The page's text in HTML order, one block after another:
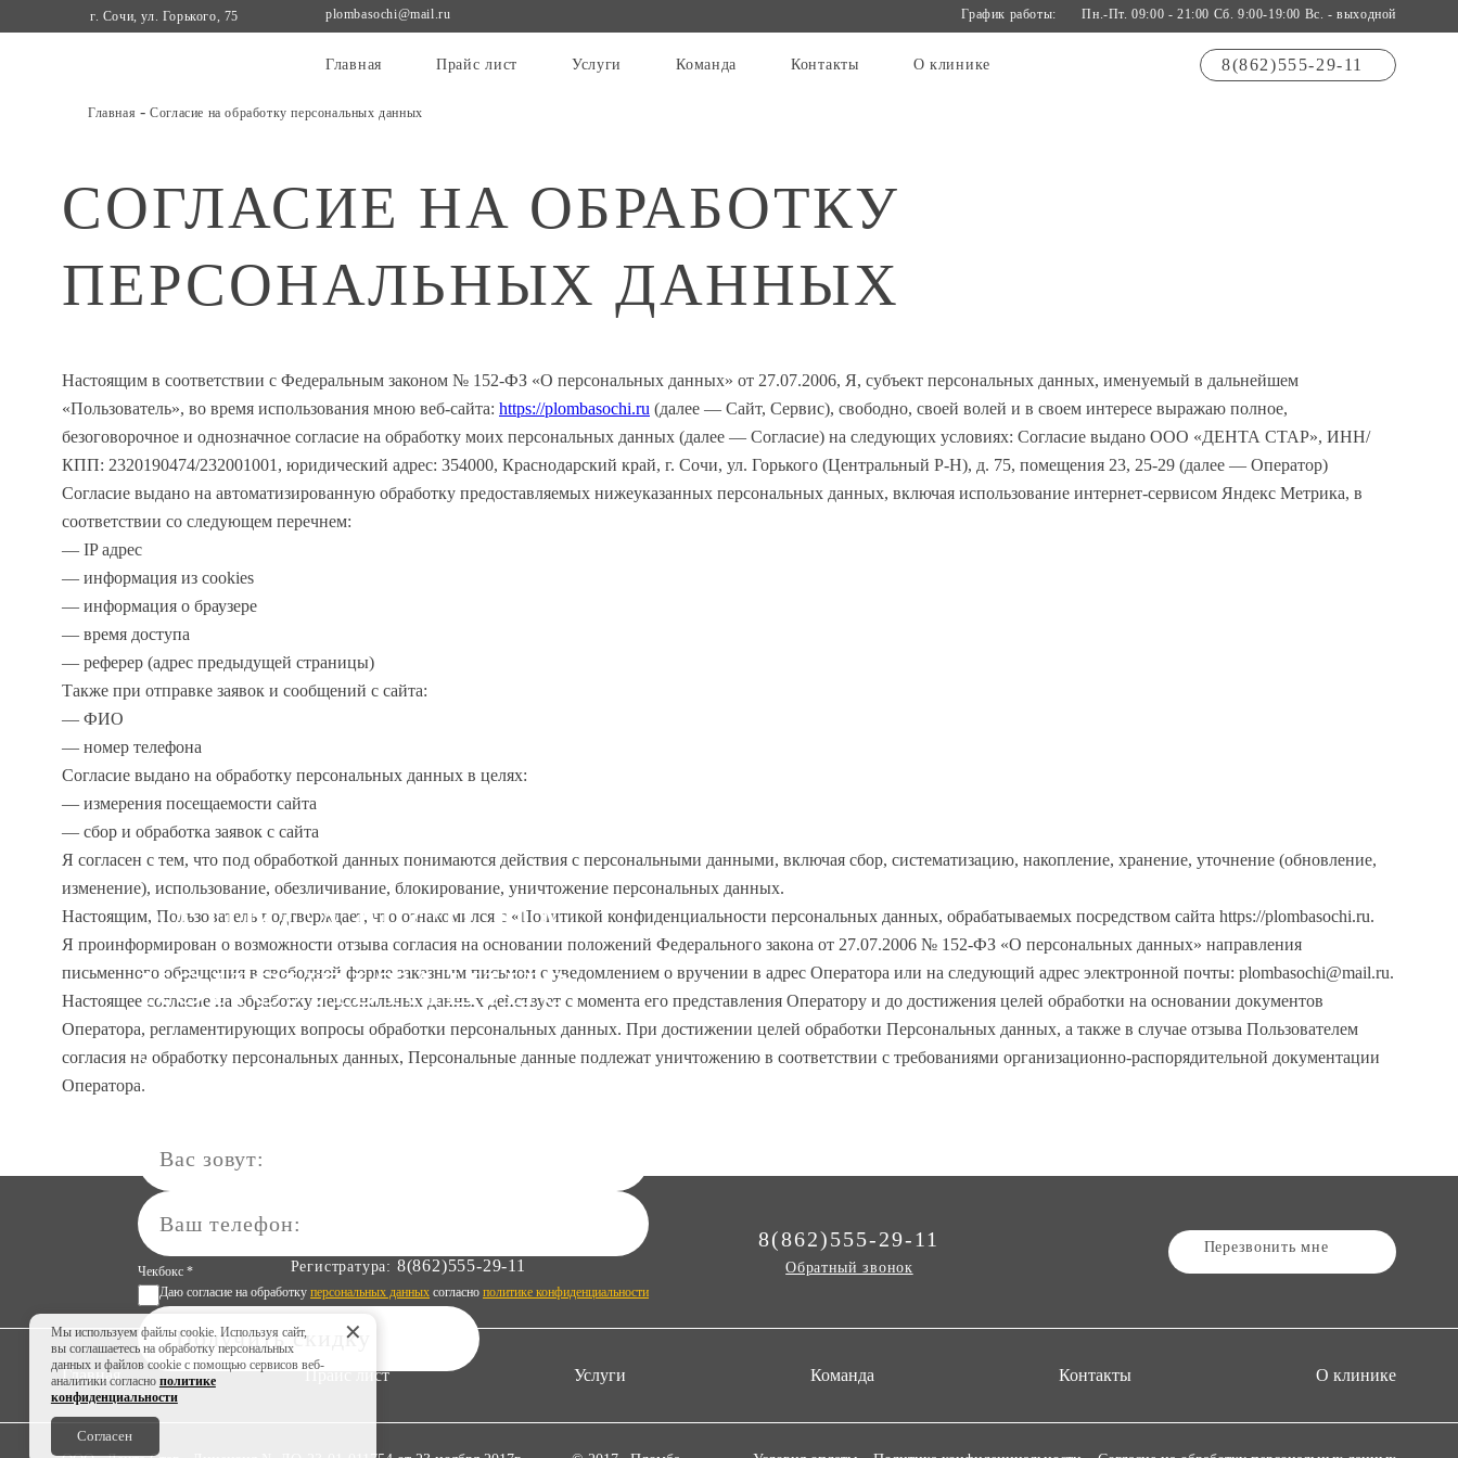
г. Сочи, ул. Горького, 75 plombasochi@mail.ru График работы: Пн.-Пт. 09:00 - 21:00 Сб. 9:00-19:00 Вс. - выходной
Главная Прайс лист Услуги Команда Контакты О клинике 8(862)555-29-11
Главная -Согласие на обработку персональных данных
СОГЛАСИЕ НА ОБРАБОТКУ
ПЕРСОНАЛЬНЫХ ДАННЫХ
Настоящим в соответствии с Федеральным законом № 152-ФЗ «О персональных данных» от 27.07.2006, Я, субъект персональных данных, именуемый в дальнейшем
«Пользователь», во время использования мною веб-сайта: https://plombasochi.ru (далее — Сайт, Сервис), свободно, своей волей и в своем интересе выражаю полное,
безоговорочное и однозначное согласие на обработку моих персональных данных (далее — Согласие) на следующих условиях: Согласие выдано ООО «ДЕНТА СТАР», ИНН/
КПП: 2320190474/232001001, юридический адрес: 354000, Краснодарский край, г. Сочи, ул. Горького (Центральный Р-Н), д. 75, помещения 23, 25-29 (далее — Оператор)
Согласие выдано на автоматизированную обработку предоставляемых нижеуказанных персональных данных, включая использование интернет-сервисом Яндекс Метрика, в
соответствии со следующем перечнем:
— IP адрес
— информация из cookies
— информация о браузере
— время доступа
— реферер (адрес предыдущей страницы)
Также при отправке заявок и сообщений с сайта:
— ФИО
— номер телефона
Согласие выдано на обработку персональных данных в целях:
— измерения посещаемости cайта
— сбор и обработка заявок с сайта
Я согласен с тем, что под обработкой данных понимаются действия с персональными данными, включая сбор, систематизацию, накопление, хранение, уточнение (обновление,
изменение), использование, обезличивание, блокирование, уничтожение персональных данных.
Настоящим, Пользователь подтверждает, что ознакомился с «Политикой конфиденциальности персональных данных, обрабатываемых посредством сайта https://plombasochi.ru.
Я проинформирован о возможности отзыва согласия на основании положений Федерального закона от 27.07.2006 № 152-ФЗ «О персональных данных» направления
письменного обращения в свободной форме заказным письмом с уведомлением о вручении в адрес Оператора или на следующий адрес электронной почты: plombasochi@mail.ru.
Настоящее согласие на обработку персональных данных действует с момента его представления Оператору и до достижения целей обработки на основании документов
Оператора, регламентирующих вопросы обработки персональных данных. При достижении целей обработки Персональных данных, а также в случае отзыва Пользователем
согласия на обработку персональных данных, Персональные данные подлежат уничтожению в соответствии с требованиями организационно-распорядительной документации
Оператора.
ЗАПИСАТЬСЯ НА
КОНСУЛЬТАЦИЮ
Заполните форму и наш специалист свяжется с
Вами в ближайшее время!
Чекбокс *
Даю согласие на обработку персональных данных согласно политике конфиденциальности
Получить скидку
Регистратура: 8(862)555-29-11
8(862)555-29-11
Обратный звонок
Перезвонить мне
Главная Прайс лист Услуги Команда Контакты О клинике
✕
Мы используем файлы cookie. Используя сайт,
вы соглашаетесь на обработку персональных
данных и файлов cookie c помощью сервисов веб-
аналитики согласно политике
конфиденциальности
Согласен